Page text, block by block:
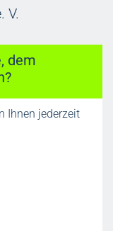
V.
dem
Ihnen jederzeit